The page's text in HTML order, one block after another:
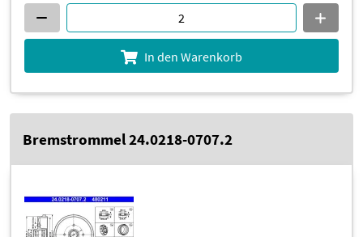
In den Warenkorb
Bremstrommel 24.0218-0707.2